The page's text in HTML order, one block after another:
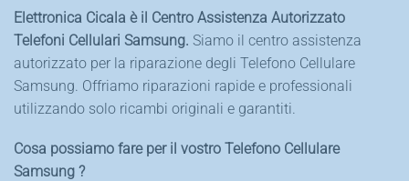
Elettronica Cicala è il Centro Assistenza Autorizzato
Telefoni Cellulari Samsung. Siamo il centro assistenza
autorizzato per la riparazione degli Telefono Cellulare
Samsung. Offriamo riparazioni rapide e professionali
utilizzando solo ricambi originali e garantiti.
Cosa possiamo fare per il vostro Telefono Cellulare
Samsung ?